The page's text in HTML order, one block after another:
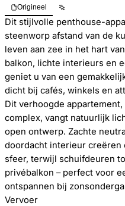
Origineel
Dit stijlvolle penthouse-
steenworp afstand van de
leven aan zee in het hart
balkon, lichte interieurs en
geniet u van een
dicht bij cafés, winkels en
Dit verhoogde
complex, vangt natuurlijk
open ontwerp. Zachte
doordacht interieur creëren
sfeer, terwijl schuifdeuren
privébalkon – perfect voor
ontspannen bij
Vervoer